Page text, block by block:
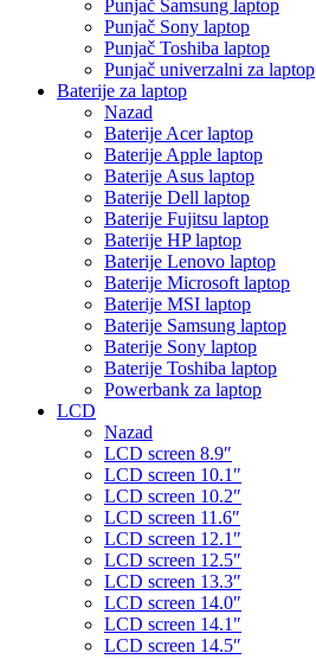
Punjač Samsung laptop
Punjač Sony laptop
Punjač Toshiba laptop
Punjač univerzalni za laptop
Baterije za laptop
Nazad
Baterije Acer laptop
Baterije Apple laptop
Baterije Asus laptop
Baterije Dell laptop
Baterije Fujitsu laptop
Baterije HP laptop
Baterije Lenovo laptop
Baterije Microsoft laptop
Baterije MSI laptop
Baterije Samsung laptop
Baterije Sony laptop
Baterije Toshiba laptop
Powerbank za laptop
LCD
Nazad
LCD screen 8.9″
LCD screen 10.1″
LCD screen 10.2″
LCD screen 11.6″
LCD screen 12.1″
LCD screen 12.5″
LCD screen 13.3″
LCD screen 14.0″
LCD screen 14.1″
LCD screen 14.5″